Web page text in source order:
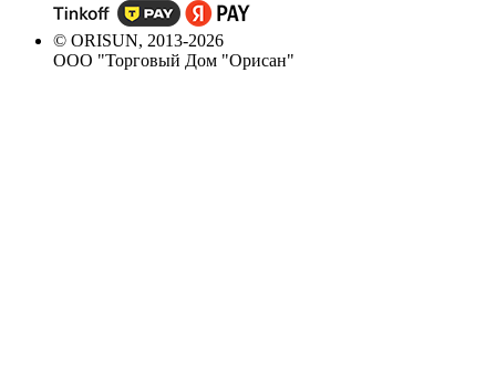
© ORISUN, 2013-2026
ООО "Торговый Дом "Орисан"